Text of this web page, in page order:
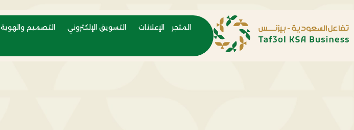
المتجر الإعلانات التسويق الإلكتروني التصميم والهوية